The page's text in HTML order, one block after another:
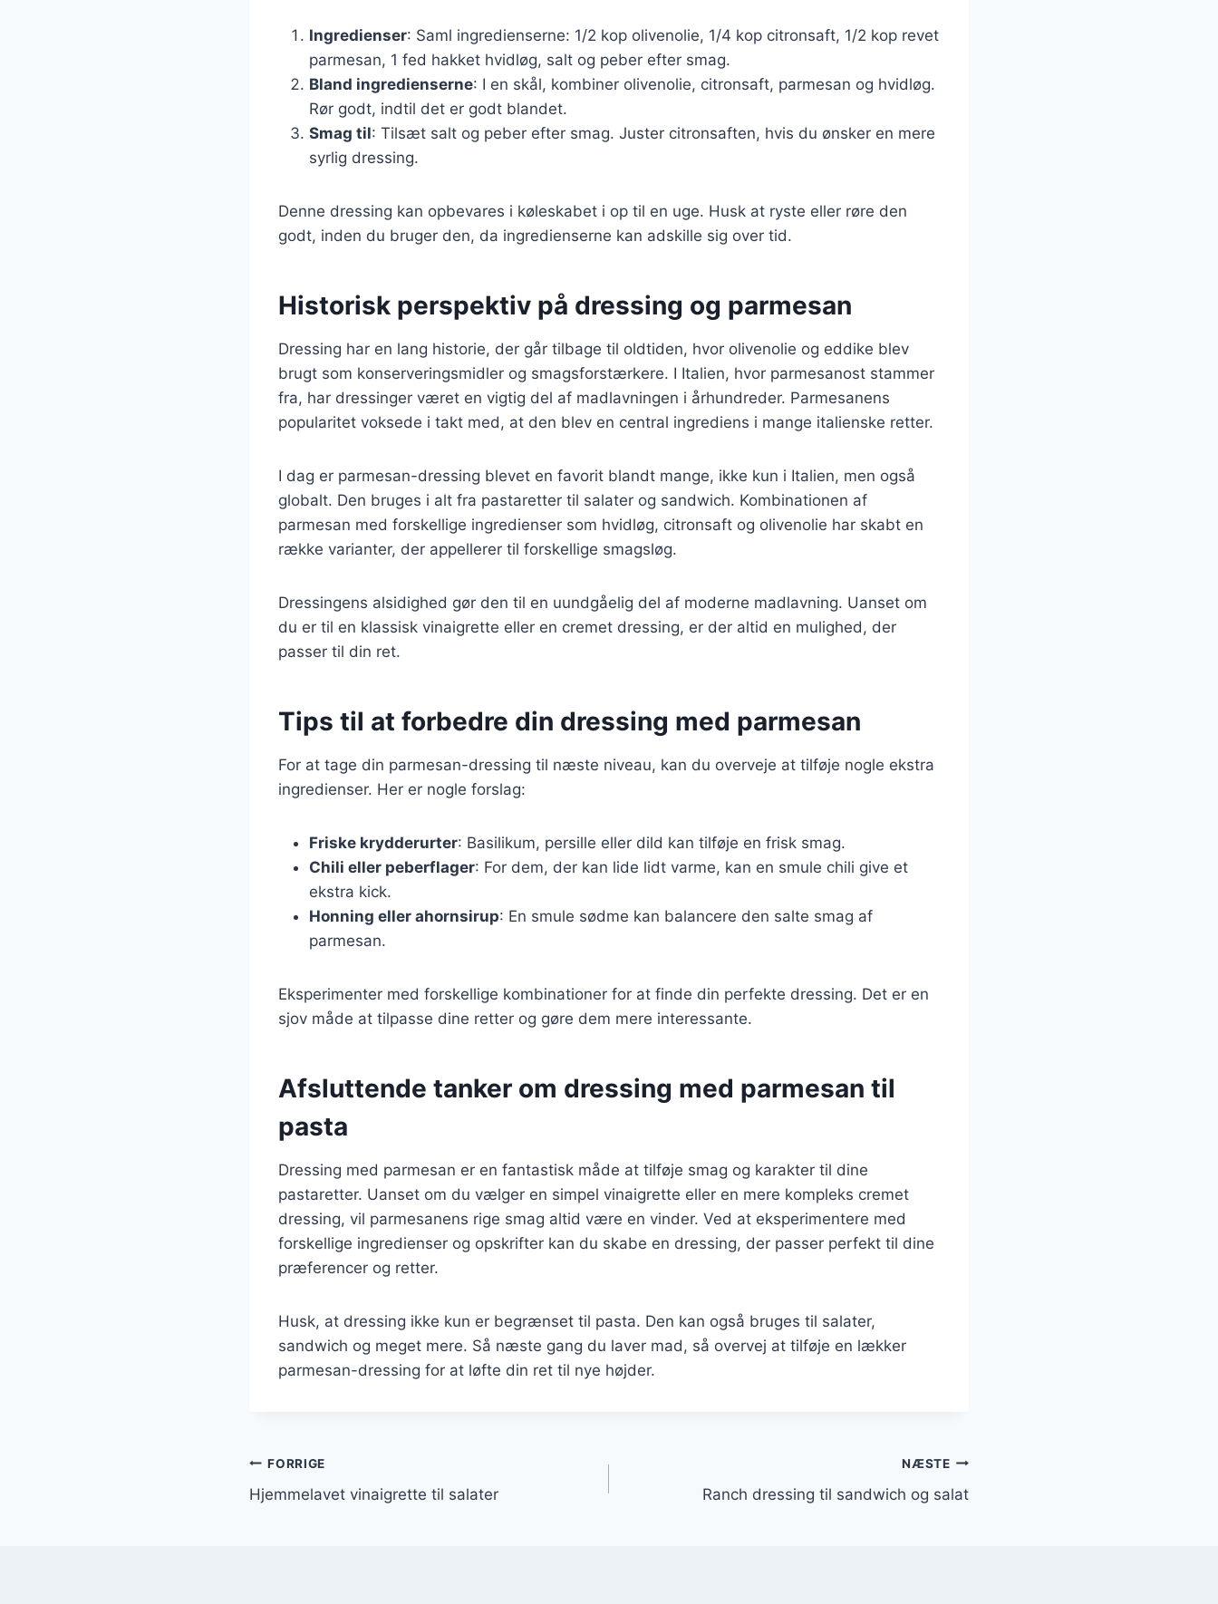
Ingredienser: Saml ingredienserne: 1/2 kop olivenolie, 1/4 kop citronsaft, 1/2 kop revet
parmesan, 1 fed hakket hvidløg, salt og peber efter smag.
Bland ingredienserne: I en skål, kombiner olivenolie, citronsaft, parmesan og hvidløg.
Rør godt, indtil det er godt blandet.
Smag til: Tilsæt salt og peber efter smag. Juster citronsaften, hvis du ønsker en mere
syrlig dressing.
Denne dressing kan opbevares i køleskabet i op til en uge. Husk at ryste eller røre den
godt, inden du bruger den, da ingredienserne kan adskille sig over tid.
Historisk perspektiv på dressing og parmesan
Dressing har en lang historie, der går tilbage til oldtiden, hvor olivenolie og eddike blev
brugt som konserveringsmidler og smagsforstærkere. I Italien, hvor parmesanost stammer
fra, har dressinger været en vigtig del af madlavningen i århundreder. Parmesanens
popularitet voksede i takt med, at den blev en central ingrediens i mange italienske retter.
I dag er parmesan-dressing blevet en favorit blandt mange, ikke kun i Italien, men også
globalt. Den bruges i alt fra pastaretter til salater og sandwich. Kombinationen af
parmesan med forskellige ingredienser som hvidløg, citronsaft og olivenolie har skabt en
række varianter, der appellerer til forskellige smagsløg.
Dressingens alsidighed gør den til en uundgåelig del af moderne madlavning. Uanset om
du er til en klassisk vinaigrette eller en cremet dressing, er der altid en mulighed, der
passer til din ret.
Tips til at forbedre din dressing med parmesan
For at tage din parmesan-dressing til næste niveau, kan du overveje at tilføje nogle ekstra
ingredienser. Her er nogle forslag:
Friske krydderurter: Basilikum, persille eller dild kan tilføje en frisk smag.
Chili eller peberflager: For dem, der kan lide lidt varme, kan en smule chili give et
ekstra kick.
Honning eller ahornsirup: En smule sødme kan balancere den salte smag af
parmesan.
Eksperimenter med forskellige kombinationer for at finde din perfekte dressing. Det er en
sjov måde at tilpasse dine retter og gøre dem mere interessante.
Afsluttende tanker om dressing med parmesan til
pasta
Dressing med parmesan er en fantastisk måde at tilføje smag og karakter til dine
pastaretter. Uanset om du vælger en simpel vinaigrette eller en mere kompleks cremet
dressing, vil parmesanens rige smag altid være en vinder. Ved at eksperimentere med
forskellige ingredienser og opskrifter kan du skabe en dressing, der passer perfekt til dine
præferencer og retter.
Husk, at dressing ikke kun er begrænset til pasta. Den kan også bruges til salater,
sandwich og meget mere. Så næste gang du laver mad, så overvej at tilføje en lækker
parmesan-dressing for at løfte din ret til nye højder.
Indlægsnavigation
FORRIGE
Hjemmelavet vinaigrette til salater
NÆSTE
Ranch dressing til sandwich og salat